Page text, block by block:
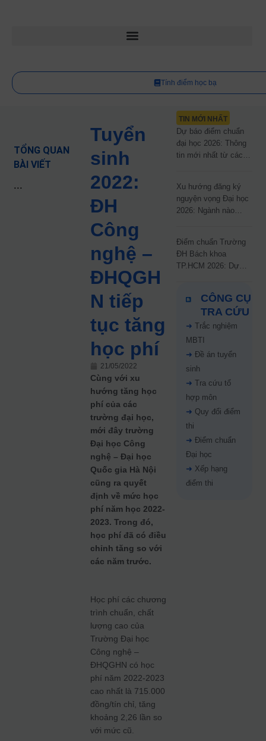
Tính điểm học bạ
TỔNG QUAN
BÀI VIẾT
...
Tuyển
sinh
2022:
ĐH
Công
nghệ –
ĐHQGH
N tiếp
tục tăng
học phí
21/05/2022
Cùng với xu
hướng tăng học
phí của các
trường đại học,
mới đây trường
Đại học Công
nghệ – Đại học
Quốc gia Hà Nội
cũng ra quyết
định về mức học
phí năm học 2022-
2023. Trong đó,
học phí đã có điều
chỉnh tăng so với
các năm trước.
Học phí các chương
trình chuẩn, chất
lượng cao của
Trường Đại học
Công nghệ –
ĐHQGHN có học
phí năm 2022-2023
cao nhất là 715.000
đồng/tín chỉ, tăng
khoảng 2,26 lần so
với mức cũ.
TIN MỚI NHẤT
Dự báo điểm chuẩn
đại học 2026: Thông
tin mới nhất từ các
Xu hướng đăng ký
nguyện vọng Đại học
2026: Ngành nào
Điểm chuẩn Trường
ĐH Bách khoa
TP.HCM 2026: Dự
67%
CÔNG CỤ
TRA CỨU
➜ Trắc nghiệm
MBTI
➜ Đề án tuyển
sinh
➜ Tra cứu tổ
hợp môn
➜ Quy đổi điểm
thi
➜ Điểm chuẩn
Đại học
➜ Xếp hạng
điểm thi